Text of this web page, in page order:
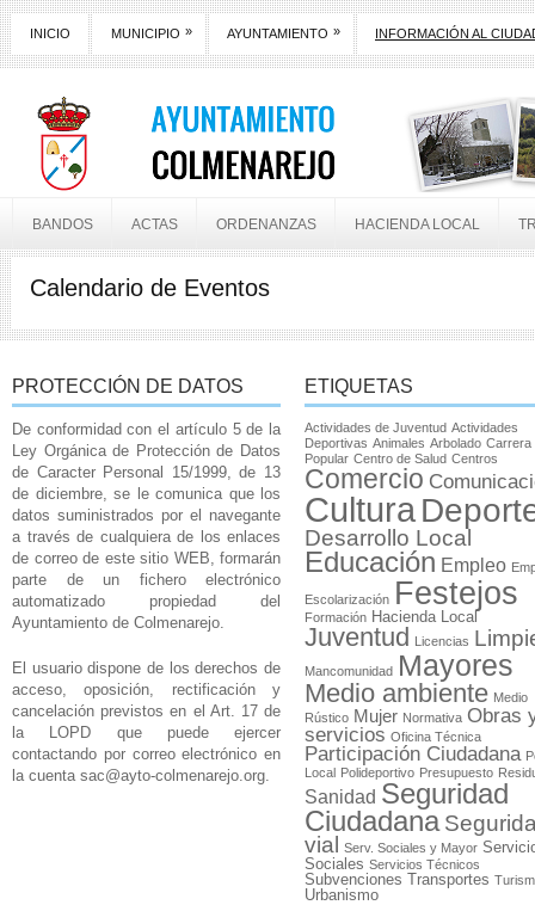
INICIO MUNICIPIO » AYUNTAMIENTO » INFORMACIÓN AL
BANDOS ACTAS ORDENANZAS HACIENDA LOCAL
Calendario de Eventos
PROTECCIÓN DE DATOS
De conformidad con el artículo 5 de la
Ley Orgánica de Protección de Datos
de Caracter Personal 15/1999, de 13
de diciembre, se le comunica que los
datos suministrados por el navegante
a través de cualquiera de los enlaces
de correo de este sitio WEB, formarán
parte de un fichero electrónico
automatizado propiedad del
Ayuntamiento de Colmenarejo.
El usuario dispone de los derechos de
acceso, oposición, rectificación y
cancelación previstos en el Art. 17 de
la LOPD que puede ejercer
contactando por correo electrónico en
la cuenta sac@ayto-colmenarejo.org.
ETIQUETAS
Actividades de Juventud Actividades
Deportivas Animales Arbolado Carrera
Popular Centro de Salud Centros
Comercio
Cultura
Desarrollo Local
Educación Empleo
Escolarización Festejos
Formación Hacienda Local
Juventud Licencias
Mancomunidad Mayores
Medio ambiente Medio
Rústico Mujer Normativa Obras
servicios Oficina Técnica
Participación Ciudadana
Local Polideportivo Presupuesto
Sanidad Seguridad
Ciudadana
vial
Serv. Sociales y Mayor
Sociales Servicios Técnicos
Subvenciones Transportes
Urbanismo